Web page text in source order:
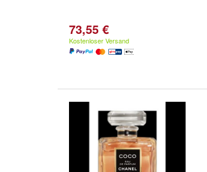
73,55 €
Kostenloser Versand